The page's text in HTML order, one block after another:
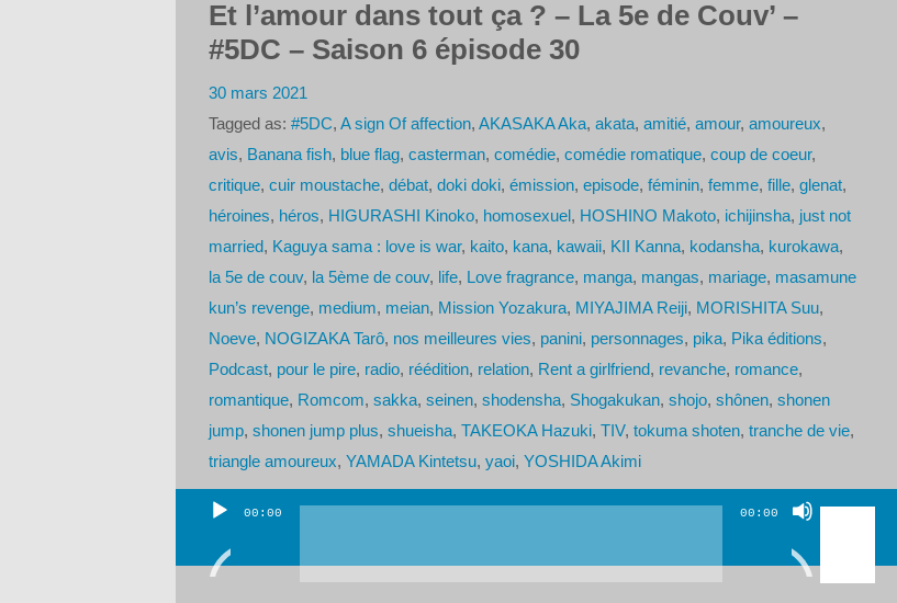
Et l’amour dans tout ça ? – La 5e de Couv’ –
#5DC – Saison 6 épisode 30
30 mars 2021
Tagged as: #5DC, A sign Of affection, AKASAKA Aka, akata, amitié, amour, amoureux,
avis, Banana fish, blue flag, casterman, comédie, comédie romatique, coup de coeur,
critique, cuir moustache, débat, doki doki, émission, episode, féminin, femme, fille, glenat,
héroines, héros, HIGURASHI Kinoko, homosexuel, HOSHINO Makoto, ichijinsha, just not
married, Kaguya sama : love is war, kaito, kana, kawaii, KII Kanna, kodansha, kurokawa,
la 5e de couv, la 5ème de couv, life, Love fragrance, manga, mangas, mariage, masamune
kun’s revenge, medium, meian, Mission Yozakura, MIYAJIMA Reiji, MORISHITA Suu,
Noeve, NOGIZAKA Tarô, nos meilleures vies, panini, personnages, pika, Pika éditions,
Podcast, pour le pire, radio, réédition, relation, Rent a girlfriend, revanche, romance,
romantique, Romcom, sakka, seinen, shodensha, Shogakukan, shojo, shônen, shonen
jump, shonen jump plus, shueisha, TAKEOKA Hazuki, TIV, tokuma shoten, tranche de vie,
triangle amoureux, YAMADA Kintetsu, yaoi, YOSHIDA Akimi
Lecteur
audio
00:00 00:00
Utilisez
flèches